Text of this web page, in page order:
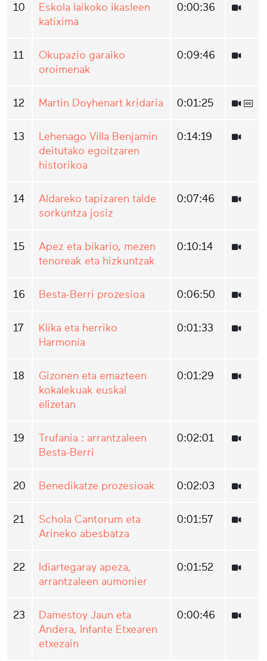
10
Eskola laikoko ikasleen
katixima
0:00:36
11
Okupazio garaiko
oroimenak
0:09:46
12 Martin Doyhenart kridaria 0:01:25
13
Lehenago Villa Benjamin
deitutako egoitzaren
historikoa
0:14:19
14
Aldareko tapizaren talde
sorkuntza josiz
0:07:46
15
Apez eta bikario, mezen
tenoreak eta hizkuntzak
0:10:14
16 Besta-Berri prozesioa 0:06:50
17
Klika eta herriko
Harmonia
0:01:33
18
Gizonen eta emazteen
kokalekuak euskal
elizetan
0:01:29
19
Trufania : arrantzaleen
Besta-Berri
0:02:01
20 Benedikatze prozesioak 0:02:03
21
Schola Cantorum eta
Arineko abesbatza
0:01:57
22
Idiartegaray apeza,
arrantzaleen aumonier
0:01:52
23
Damestoy Jaun eta
Andera, Infante Etxearen
etxezain
0:00:46